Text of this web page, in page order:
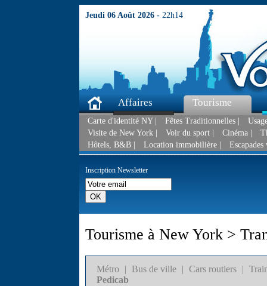
Jeudi 06 Août 2026 - 22h14
Affaires Tourisme
Carte d'identité NY | Fêtes Traditionnelles |
Visite de New York |
Voir du sport | Cinéma |
Hôtels, B&B |
Location immobilière |
Inscription Newsletter
Tourisme à New York >
Métro | Bus de ville | Cars routiers |
Pedicab